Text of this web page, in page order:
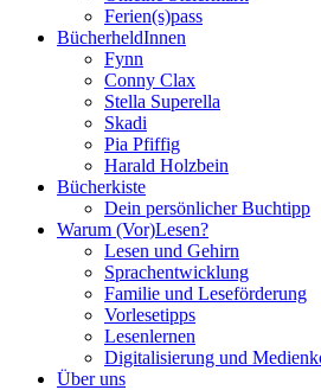
Ferien(s)pass
BücherheldInnen
Fynn
Conny Clax
Stella Superella
Skadi
Pia Pfiffig
Harald Holzbein
Bücherkiste
Dein persönlicher Buchtipp
Warum (Vor)Lesen?
Lesen und Gehirn
Sprachentwicklung
Familie und Leseförderung
Vorlesetipps
Lesenlernen
Digitalisierung und
Über uns